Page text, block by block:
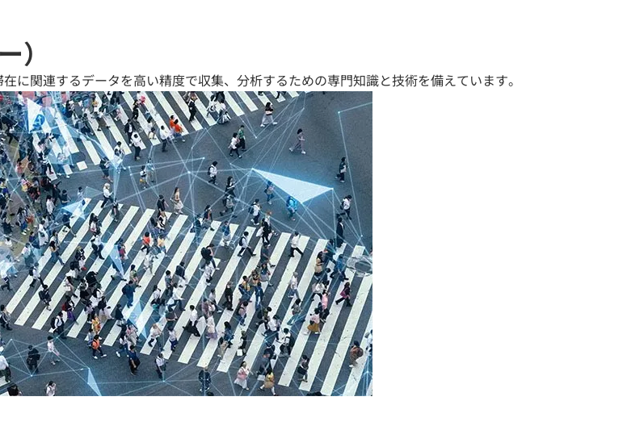
）
に関連するデータを高い精度で収集、分析するための専門知識と技術を備えています。